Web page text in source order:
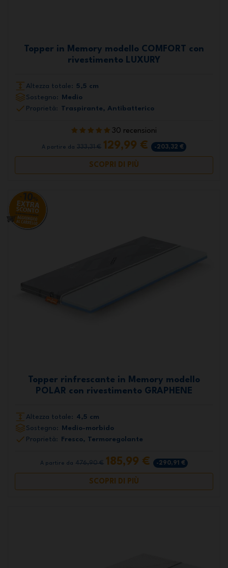
Topper in Memory modello COMFORT con
rivestimento LUXURY
Altezza totale: 5,5 cm
Sostegno: Medio
Proprietà: Traspirante, Antibatterico
30 recensioni
A partire da 333,31 € 129,99 € -203,32 €
SCOPRI DI PIÙ
Topper rinfrescante in Memory modello
POLAR con rivestimento GRAPHENE
Altezza totale: 4,5 cm
Sostegno:
Medio-morbido
Proprietà:
Fresco, Termoregolante
A partire da 476,90 € 185,99 € -290,91 €
SCOPRI DI PIÙ